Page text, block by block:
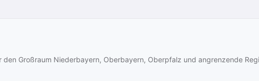
Großraum Niederbayern, Oberbayern, Oberpfalz und angrenzende